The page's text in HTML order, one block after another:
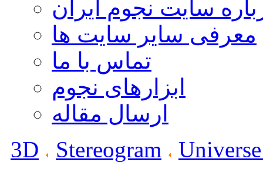
سایت نجوم ایران
معرفی سایر سایت ها
تماس با ما
ابزارهای نجوم
ارسال مقاله
3D
Stereogram